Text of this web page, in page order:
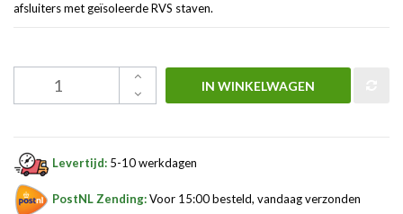
afsluiters met geïsoleerde RVS staven.
IN WINKELWAGEN
Levertijd: 5-10 werkdagen
PostNL Zending:Voor 15:00 besteld, vandaag verzonden